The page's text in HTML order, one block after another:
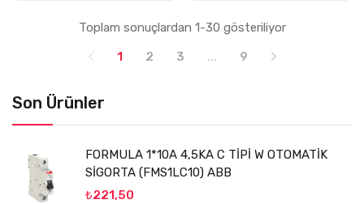
Son Ürünler
FORMULA 1*10A 4,5KA C TİPİ W OTOMATİK
SİGORTA (FMS1LC10) ABB
₺221,50
Toplam sonuçlardan 1-30 gösteriliyor
1
2 3 ... 9